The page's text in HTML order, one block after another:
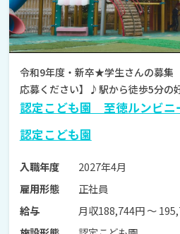
令和9年度・新卒★学生さんの募集
応募ください】♪駅から徒歩5分
認定こども園 至徳ルンビニ
認定こども園
入職年度
2027年4月
雇用形態
正社員
給与
月収188,744円 〜